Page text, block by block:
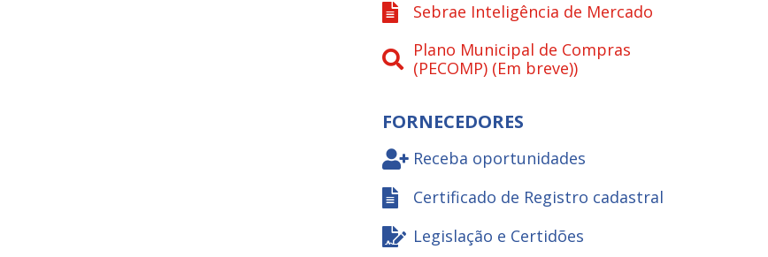
Sebrae Inteligência de Mercado
Plano Municipal de Compras
(PECOMP) (Em breve))
FORNECEDORES
Receba oportunidades
Certificado de Registro cadastral
Legislação e Certidões